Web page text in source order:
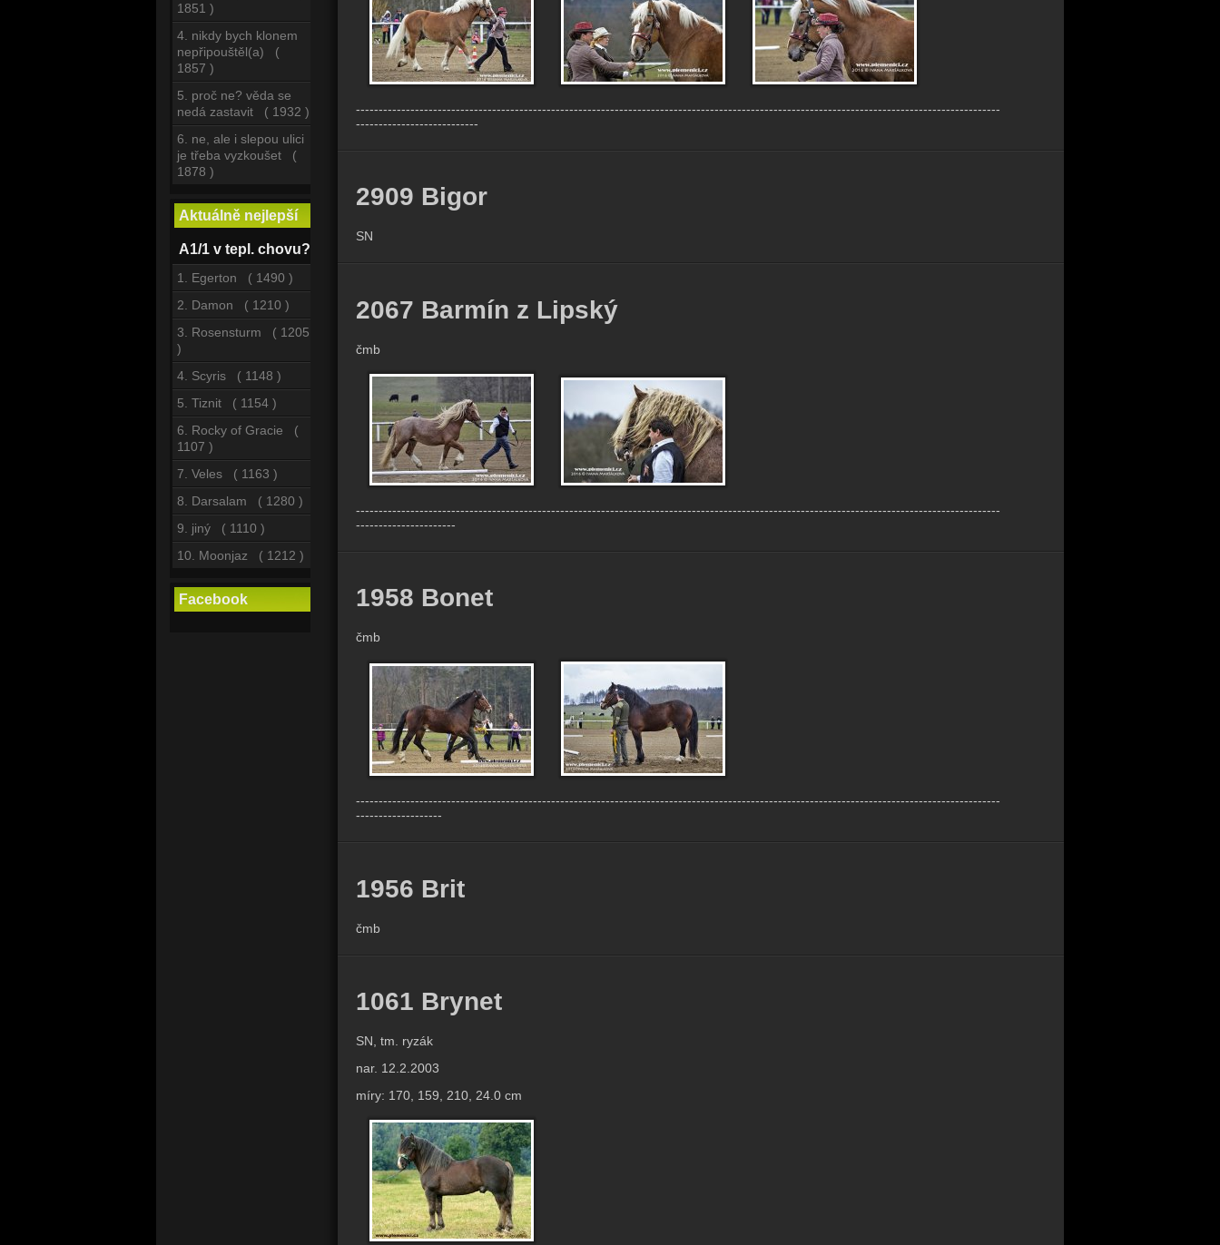
1851 )
4. nikdy bych klonem
nepřipouštěl(a) (
1857 )
5. proč ne? věda se
nedá zastavit ( 1932 )
6. ne, ale i slepou ulici
je třeba vyzkoušet (
1878 )
Aktuálně nejlepší
A1/1 v tepl. chovu?
1. Egerton ( 1490 )
2. Damon ( 1210 )
3. Rosensturm ( 1205
)
4. Scyris ( 1148 )
5. Tiznit ( 1154 )
6. Rocky of Gracie (
1107 )
7. Veles ( 1163 )
8. Darsalam ( 1280 )
9. jiný ( 1110 )
10. Moonjaz ( 1212 )
Facebook
----------------------------------------------------------------------------------------------------------------------------------------------
---------------------------
2909 Bigor
SN
2067 Barmín z Lipský
čmb
----------------------------------------------------------------------------------------------------------------------------------------------
----------------------
1958 Bonet
čmb
----------------------------------------------------------------------------------------------------------------------------------------------
-------------------
1956 Brit
čmb
1061 Brynet
SN, tm. ryzák
nar. 12.2.2003
míry: 170, 159, 210, 24.0 cm